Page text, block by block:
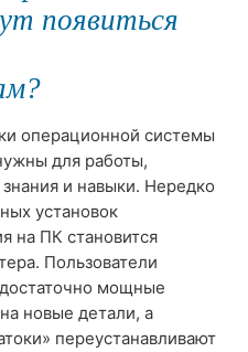
появиться
операционной системы
для работы,
и навыки. Нередко
установок
на ПК становится
Пользователи
мощные
новые детали, а
переустанавливают